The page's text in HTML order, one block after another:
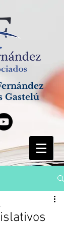
Gastelú